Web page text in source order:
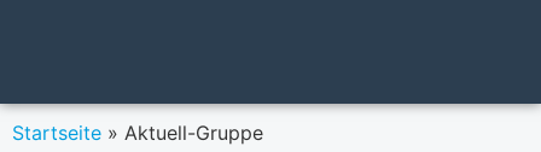
Startseite » Aktuell-Gruppe